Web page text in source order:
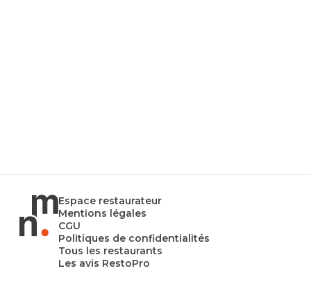
Espace restaurateur
Mentions légales
CGU
Politiques de confidentialités
Tous les restaurants
Les avis RestoPro